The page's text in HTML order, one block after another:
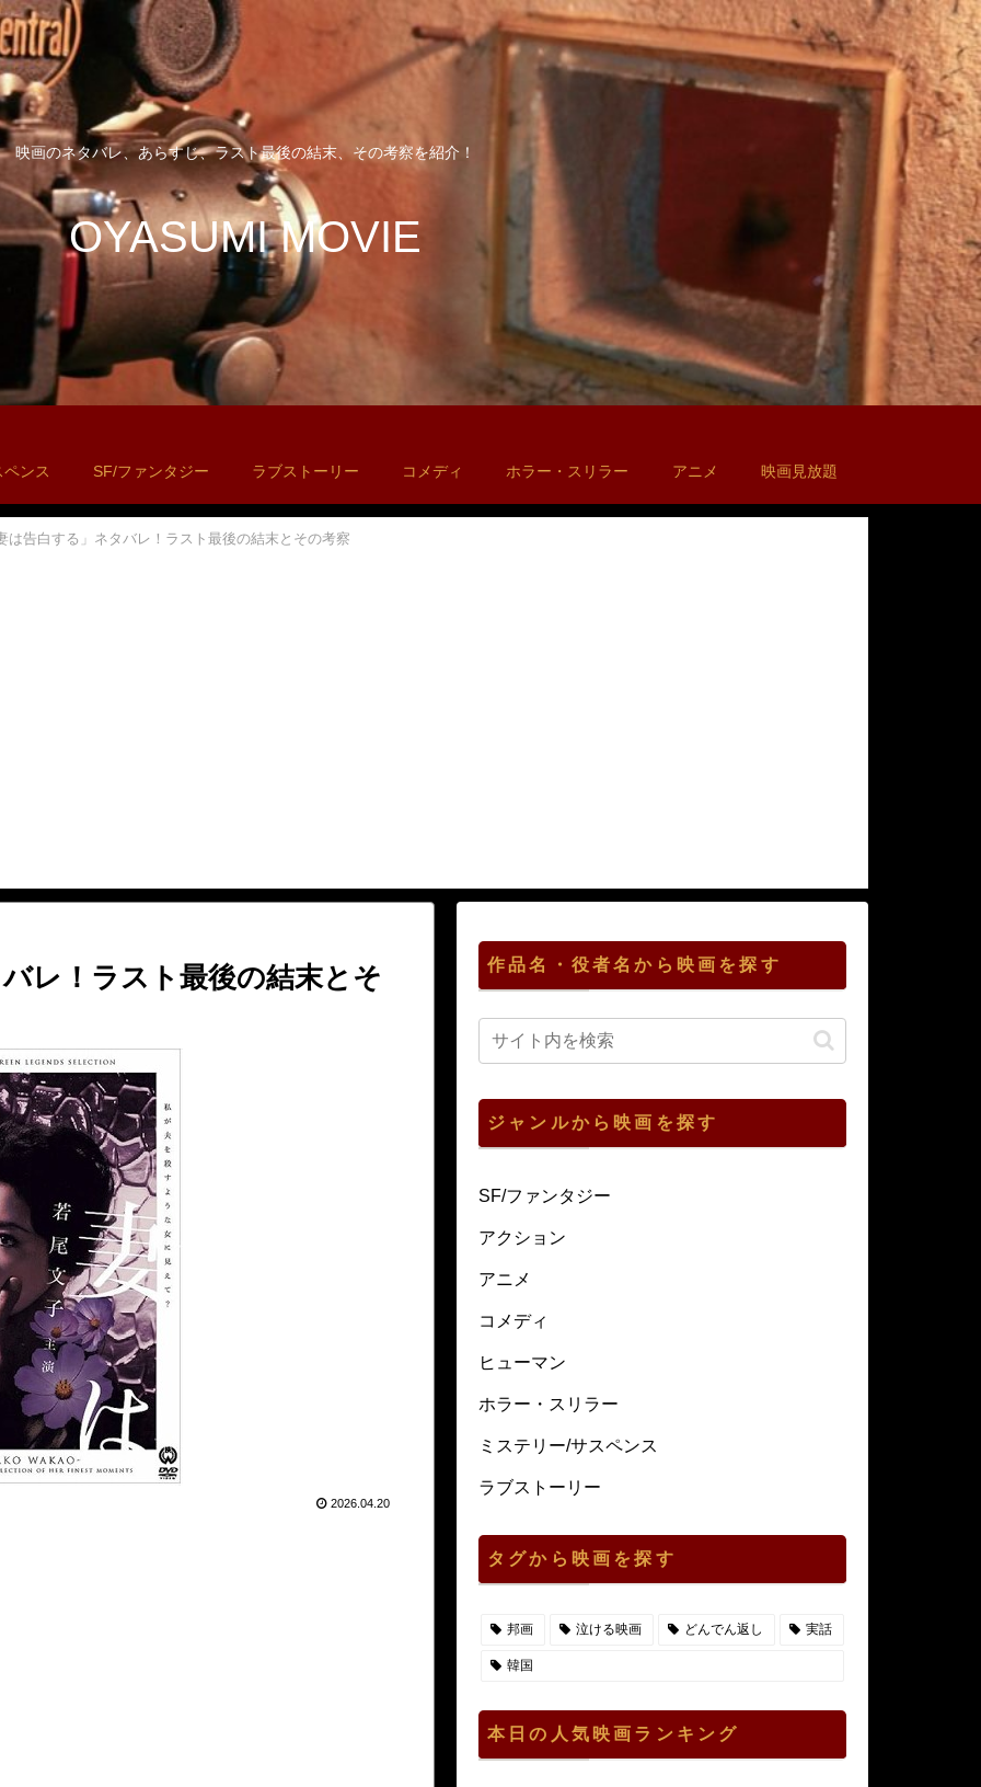
映画のネタバレ、あらすじ、ラスト最後の結末、その考察を紹介！
OYASUMI MOVIE
ンス SF/ファンタジー ラブストーリー コメディ ホラー・スリラー アニメ 映画見放題
は告白する」ネタバレ！ラスト最後の結末とその考察
レ！ラスト最後の結末とそ
2026.04.20
作品名・役者名から映画を探す
ジャンルから映画を探す
SF/ファンタジー
アクション
アニメ
コメディ
ヒューマン
ホラー・スリラー
ミステリー/サスペンス
ラブストーリー
タグから映画を探す
邦画 泣ける映画 どんでん返し 実話
韓国
本日の人気映画ランキング